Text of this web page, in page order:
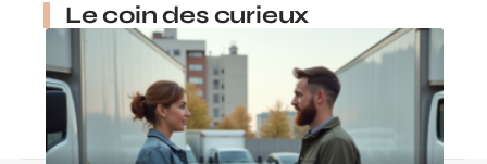
Le coin des curieux